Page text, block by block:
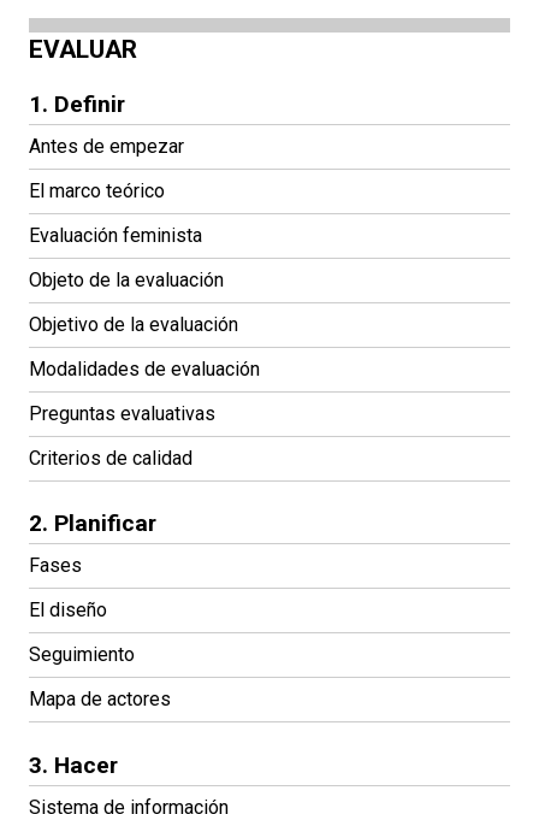
EVALUAR
1. Definir
Antes de empezar
El marco teórico
Evaluación feminista
Objeto de la evaluación
Objetivo de la evaluación
Modalidades de evaluación
Preguntas evaluativas
Criterios de calidad
2. Planificar
Fases
El diseño
Seguimiento
Mapa de actores
3. Hacer
Sistema de información